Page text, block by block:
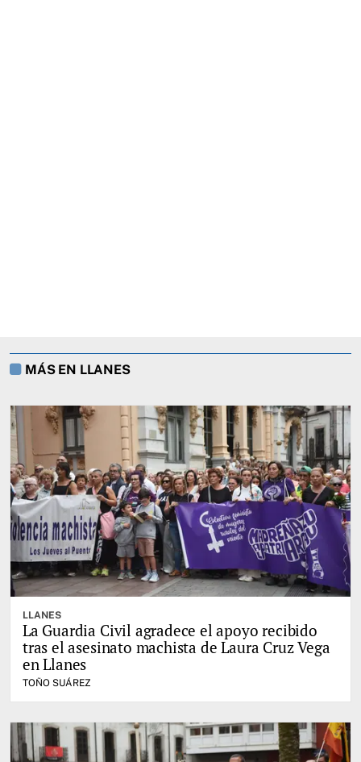
MÁS EN LLANES
LLANES
La Guardia Civil agradece el apoyo recibido
tras el asesinato machista de Laura Cruz Vega
en Llanes
TOÑO SUÁREZ